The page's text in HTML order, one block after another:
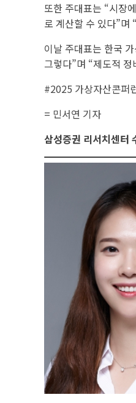
또한 주대표는 “시장
로 계산할 수 있다”며
이날 주대표는 한국
그렇다”며 “제도적
#2025 가상자산콘퍼
= 민서연 기자
삼성증권 리서치센터